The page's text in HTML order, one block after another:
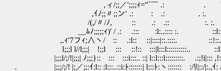
,ィ/;;／';;;;ｨ=''´￣ .: . ｀ヾ
,ｲﾉ;;〃;;ン′ .: : .: . :.
/(,/〃/ﾉ, :: .: .:: :. :. ;
__ﾑﾉ;;;;;ｨ)' / .: .::: :l:..:::: :.
,.ｨ'7フｨ;∧ヽ/ :: .:l:: ::|::::|::.::::.
l;;;l l//l;;;| !;;l ::: ::!:: :::|l:::l::::::::::..
|;;;l/;/!|;;;| ﾉ;;;}:: ::: :::i:::.. ::| l::l:::l:::::::::. .:;!i|:::
. |;;;/;/! |;／;;:ｲ:l:: :l:::..::i:ﾄ:::::::| l:::ﾄ:ヽ::::::: :/ﾘ|::/|:.,ｲ: /